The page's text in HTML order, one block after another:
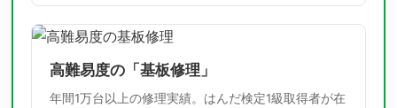
高難易度の「基板修理」
年間1万台以上の修理実績。はんだ検定1級取得者が在